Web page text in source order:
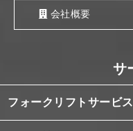
会社概要
フォークリフトサービス